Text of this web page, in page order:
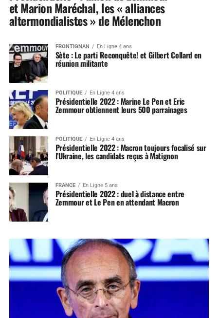
et Marion Maréchal, les « alliances
altermondialistes » de Mélenchon
FRONTIGNAN En Ligne 4 ans
Sète : Le parti Reconquête! et Gilbert Collard en
réunion militante
POLITIQUE En Ligne 4 ans
Présidentielle 2022 : Marine Le Pen et Eric
Zemmour obtiennent leurs 500 parrainages
POLITIQUE En Ligne 4 ans
Présidentielle 2022 : Macron toujours focalisé sur
l’Ukraine, les candidats reçus à Matignon
FRANCE En Ligne 5 ans
Présidentielle 2022 : duel à distance entre
Zemmour et Le Pen en attendant Macron